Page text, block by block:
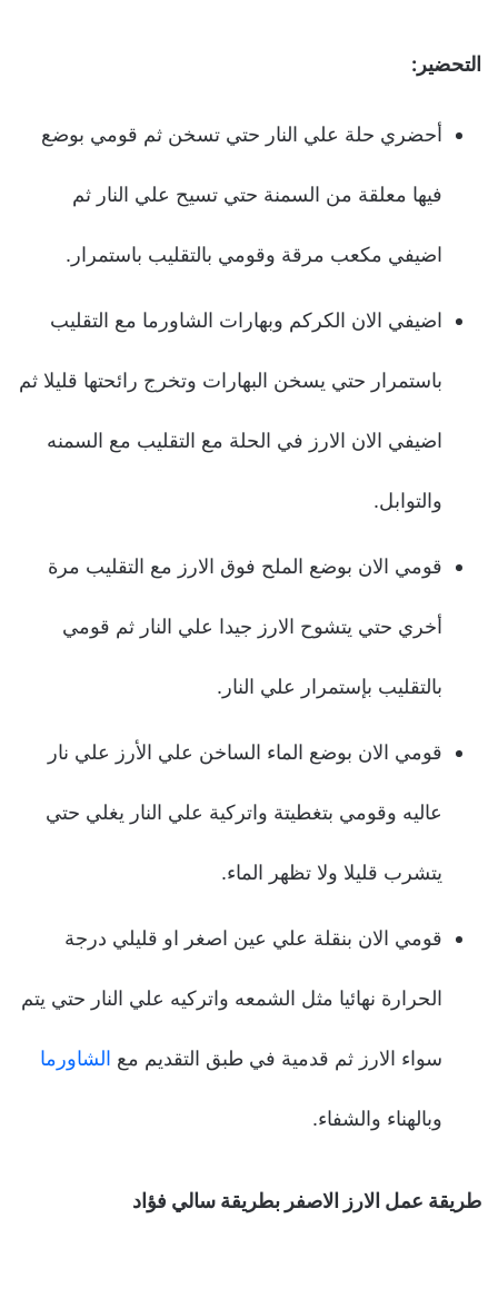
التحضير:
أحضري حلة علي النار حتي تسخن ثم قومي بوضع
فيها معلقة من السمنة حتي تسيح علي النار ثم
اضيفي مكعب مرقة وقومي بالتقليب باستمرار.
اضيفي الان الكركم وبهارات الشاورما مع التقليب
باستمرار حتي يسخن البهارات وتخرج رائحتها قليلا ثم
اضيفي الان الارز في الحلة مع التقليب مع السمنه
والتوابل.
قومي الان بوضع الملح فوق الارز مع التقليب مرة
أخري حتي يتشوح الارز جيدا علي النار ثم قومي
بالتقليب بإستمرار علي النار.
قومي الان بوضع الماء الساخن علي الأرز علي نار
عاليه وقومي بتغطيتة واتركية علي النار يغلي حتي
يتشرب قليلا ولا تظهر الماء.
قومي الان بنقلة علي عين اصغر او قليلي درجة
الحرارة نهائيا مثل الشمعه واتركيه علي النار حتي يتم
سواء الارز ثم قدمية في طبق التقديم مع الشاورما
وبالهناء والشفاء.
طريقة عمل الارز الاصفر بطريقة سالي فؤاد